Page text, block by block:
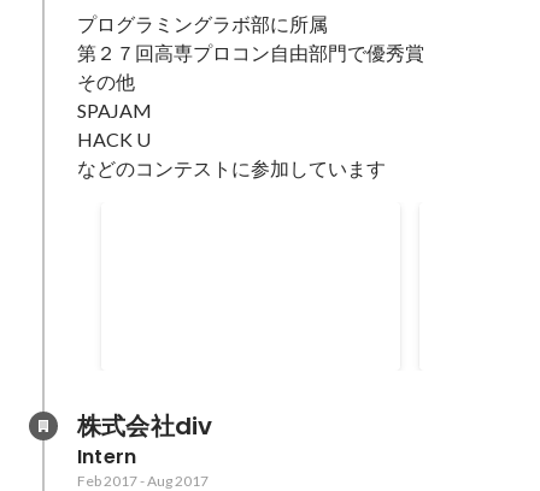
プログラミングラボ部に所属
第２７回高専プロコン自由部門で優秀賞
その他
SPAJAM
HACK U
などのコンテストに参加しています
株式会社div
Intern
Feb 2017-Aug 2017